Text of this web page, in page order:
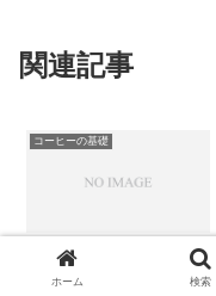
関連記事
コーヒーの基礎
ホーム 検索